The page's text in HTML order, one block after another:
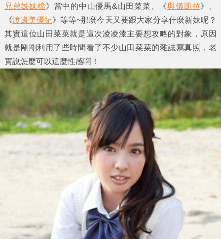
兄弟姊妹檔》當中的中山優馬&山田菜菜、《與儀凱拉》、
《渡邊美優紀》等等~那麼今天又要跟大家分享什麼新妹呢？
其實這位山田菜菜就是這次凌凌漆主要想攻略的對象，原因
就是剛剛利用了些時間看了不少山田菜菜的雜誌寫真照 ，老
實說怎麼可以這麼性感啊！